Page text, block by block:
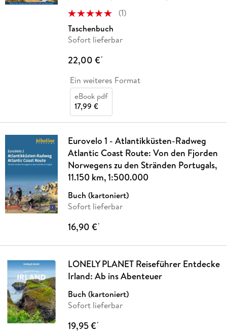
(1)
Taschenbuch
Sofort lieferbar
22,00 €*
Ein weiteres Format
eBook pdf
17,99 €
Eurovelo 1 - Atlantikküsten-Radweg
Atlantic Coast Route: Von den Fjorden
Norwegens zu den Stränden Portugals,
11.150 km, 1:500.000
Buch (kartoniert)
Sofort lieferbar
16,90 €*
LONELY PLANET Reiseführer Entdecke
Irland: Ab ins Abenteuer
Buch (kartoniert)
Sofort lieferbar
19,95 €*